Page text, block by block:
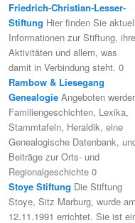
Friedrich-Christian-Lesser-
Stiftung Hier finden Sie
Informationen zur Stiftung,
Aktivitäten und allem, was
damit in Verbindung steht. 0
Rambow & Liesegang
Genealogie Angeboten
Familiengeschichten, Lexika,
Stammtafeln, Heraldik, eine
Genealogische Datenbank,
Beiträge zur Orts- und
Regionalgeschichte 0
Stoye Stiftung Die Stiftung
Stoye, Sitz Marburg, wurde am
12.11.1991 errichtet. Sie ist